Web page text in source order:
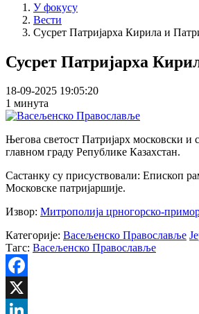
У фокусу
Вести
Сусрет Патријарха Кирила и
Сусрет Патријарха
18-09-2025 19:05:20
1 минута
Његова светост Патријарх московски
главном граду Републике Казахстан.
Састанку су присуствовали: Епископ
Московске патријаршије.
Извор: Митрополија црногорско-
Категорије: Васељенско Православље
Тагс: Васељенско Православље
Facebook
X